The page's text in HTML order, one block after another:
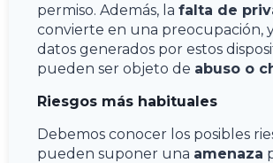
permiso. Además, la falta de
convierte en una preocupación,
datos generados por estos
pueden ser objeto de abuso o
Riesgos más habituales
Debemos conocer los posibles
pueden suponer una amenaza